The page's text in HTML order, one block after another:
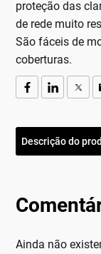
proteção das
de rede muito
São fáceis de
coberturas.
Descrição do
Ainda não